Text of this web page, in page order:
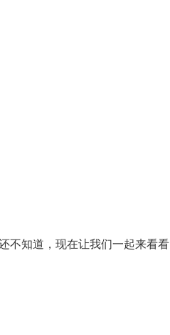
不知道，现在让我们一起来看看